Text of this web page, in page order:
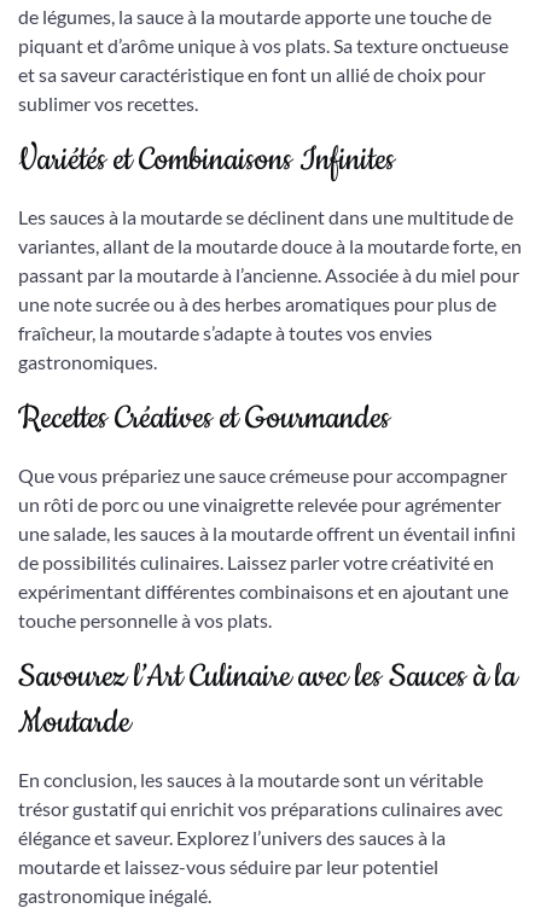
de légumes, la sauce à la moutarde apporte une touche de
piquant et d’arôme unique à vos plats. Sa texture onctueuse
et sa saveur caractéristique en font un allié de choix pour
sublimer vos recettes.
Variétés et Combinaisons Infinites
Les sauces à la moutarde se déclinent dans une multitude de
variantes, allant de la moutarde douce à la moutarde forte, en
passant par la moutarde à l’ancienne. Associée à du miel pour
une note sucrée ou à des herbes aromatiques pour plus de
fraîcheur, la moutarde s’adapte à toutes vos envies
gastronomiques.
Recettes Créatives et Gourmandes
Que vous prépariez une sauce crémeuse pour accompagner
un rôti de porc ou une vinaigrette relevée pour agrémenter
une salade, les sauces à la moutarde offrent un éventail infini
de possibilités culinaires. Laissez parler votre créativité en
expérimentant différentes combinaisons et en ajoutant une
touche personnelle à vos plats.
Savourez l’Art Culinaire avec les Sauces à la
Moutarde
En conclusion, les sauces à la moutarde sont un véritable
trésor gustatif qui enrichit vos préparations culinaires avec
élégance et saveur. Explorez l’univers des sauces à la
moutarde et laissez-vous séduire par leur potentiel
gastronomique inégalé.